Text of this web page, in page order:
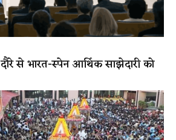
से भारत-स्पेन आर्थिक साझेदारी को